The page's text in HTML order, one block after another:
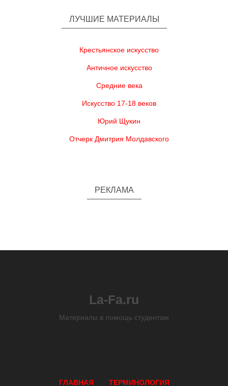
ЛУЧШИЕ МАТЕРИАЛЫ
Крестьянское искусство
Античное искусство
Средние века
Искусство 17-18 веков
Юрий Щукин
Отчерк Дмитрия Молдавского
РЕКЛАМА
La-Fa.ru
Материалы в помощь студентам
ГЛАВНАЯ ТЕРМИНОЛОГИЯ